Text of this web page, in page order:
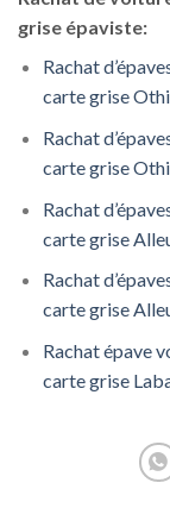
grise épaviste:
Rachat
carte grise
Rachat
carte grise
Rachat
carte grise
Rachat
carte grise
Rachat épave
carte grise